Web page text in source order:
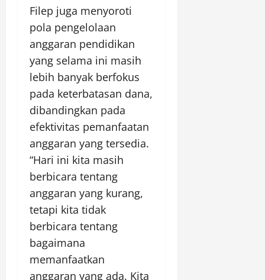
Filep juga menyoroti
pola pengelolaan
anggaran pendidikan
yang selama ini masih
lebih banyak berfokus
pada keterbatasan dana,
dibandingkan pada
efektivitas pemanfaatan
anggaran yang tersedia.
“Hari ini kita masih
berbicara tentang
anggaran yang kurang,
tetapi kita tidak
berbicara tentang
bagaimana
memanfaatkan
anggaran yang ada. Kita